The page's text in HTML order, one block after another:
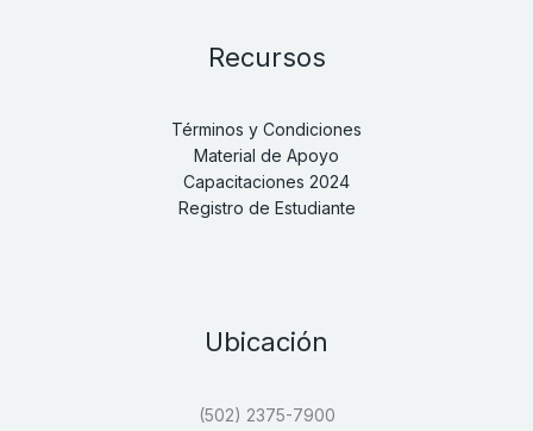
Recursos
Términos y Condiciones
Material de Apoyo
Capacitaciones 2024
Registro de Estudiante
Ubicación
(502) 2375-7900